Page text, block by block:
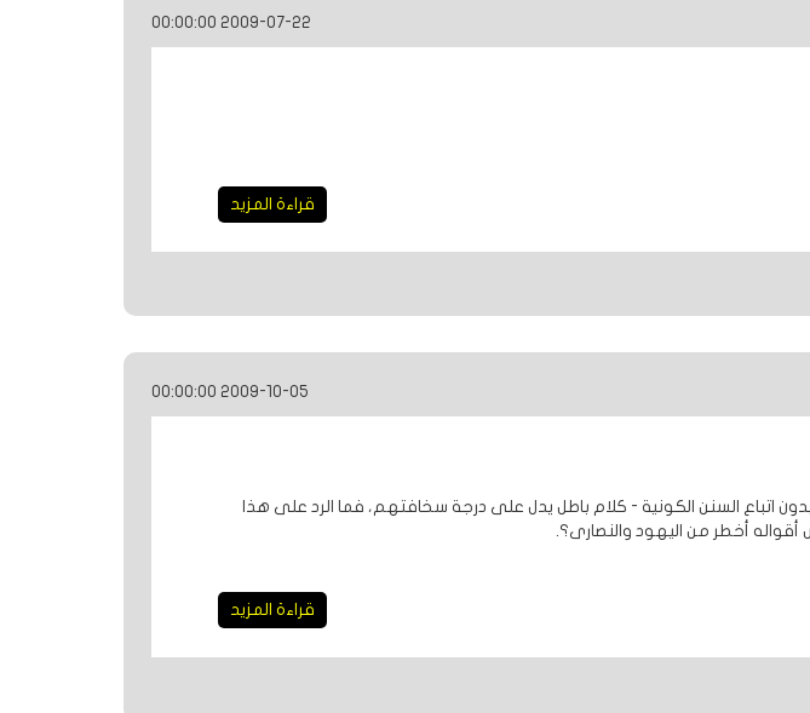
2009-07-22 00:00:00
قراءة المزيد
2009-10-05 00:00:00
اتباع السنن الكونية - كلام باطل يدل على درجة سخافتهم، فما الرد على هذا
أخطر من اليهود والنصارى؟.
قراءة المزيد